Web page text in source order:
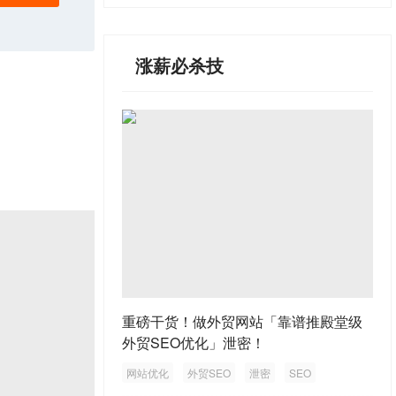
涨薪必杀技
重磅干货！做外贸网站「靠谱推殿堂级
外贸SEO优化」泄密！
网站优化 外贸SEO 泄密
SEO